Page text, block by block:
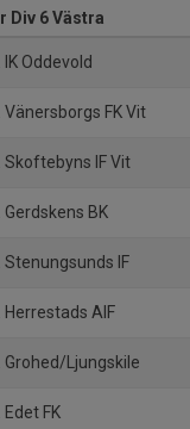
Div 6 Västra
IK Oddevold
Vänersborgs FK Vit
Skoftebyns IF Vit
Gerdskens BK
Stenungsunds IF
Herrestads AIF
Grohed/Ljungskile
Edet FK